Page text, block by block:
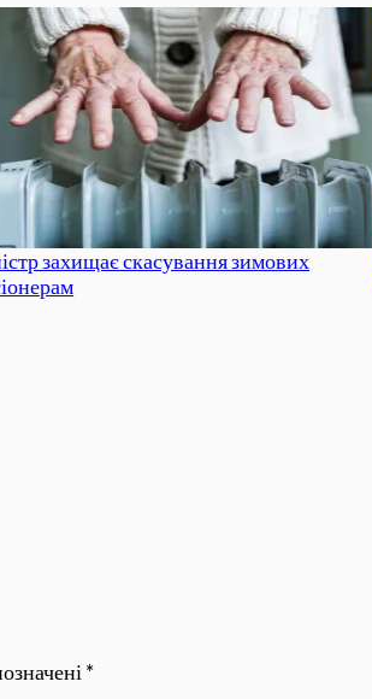
захищає скасування зимових
*